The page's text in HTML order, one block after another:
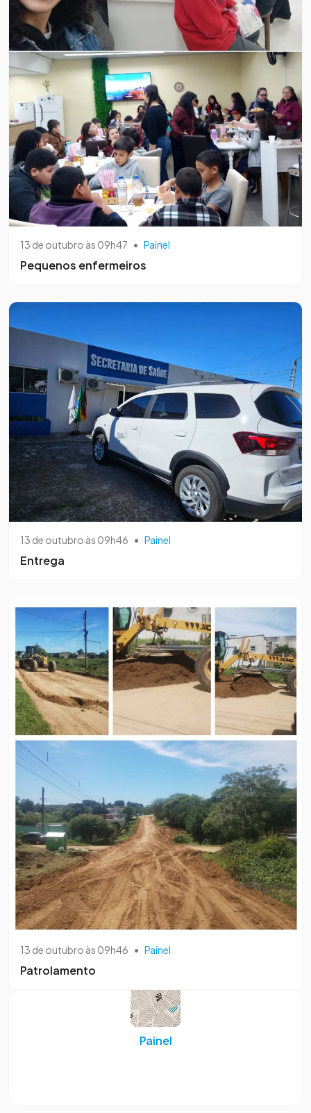
13 de outubro às 09h47 • Painel
Pequenos enfermeiros
13 de outubro às 09h46 • Painel
Entrega
13 de outubro às 09h46 • Painel
Patrolamento
Painel